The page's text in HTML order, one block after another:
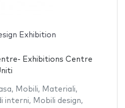
Exhibition
Exhibitions Centre
, Mobili, Materiali,
interni, Mobili design,